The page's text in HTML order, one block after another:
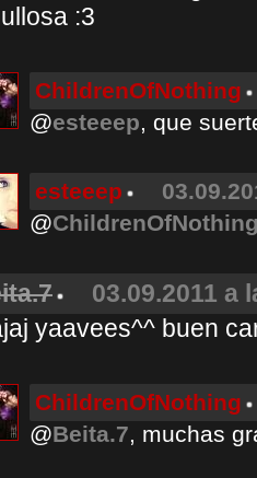
:3
ChildrenOfNothing
@esteeep, que
esteeep
@
03.09.2011 a
yaavees^^ buen
ChildrenOfNothing
@Beita.7, muchas